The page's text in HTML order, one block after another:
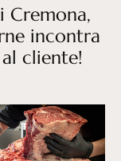
Cremona,
incontra
cliente!